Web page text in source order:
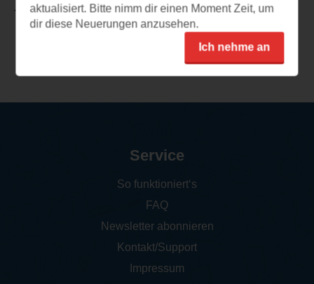
TEILENaktualisiert. Bitte nimm dir einen Moment Zeit, um
dir diese Neuerungen anzusehen.
Ich nehme an
Service
So funktioniert‘s
FAQ
Newsletter abonnieren
Kontakt/Support
Impressum